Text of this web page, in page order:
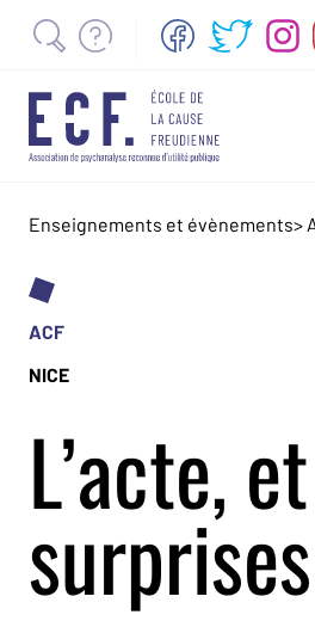
Enseignements et évènements>
ACF
NICE
L’acte,
surprises